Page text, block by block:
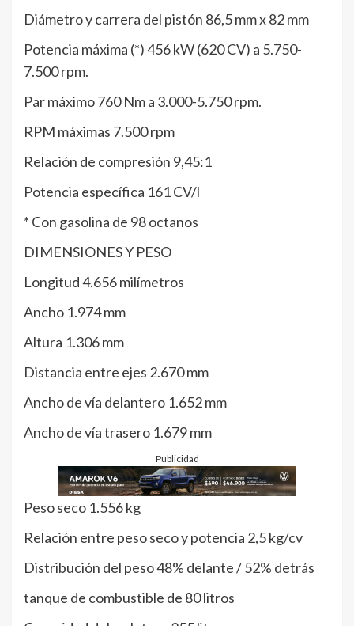
Diámetro y carrera del pistón 86,5 mm x 82 mm
Potencia máxima (*) 456 kW (620 CV) a 5.750-
7.500 rpm.
Par máximo 760 Nm a 3.000-5.750 rpm.
RPM máximas 7.500 rpm
Relación de compresión 9,45:1
Potencia específica 161 CV/l
* Con gasolina de 98 octanos
DIMENSIONES Y PESO
Longitud 4.656 milímetros
Ancho 1.974 mm
Altura 1.306 mm
Distancia entre ejes 2.670 mm
Ancho de vía delantero 1.652 mm
Ancho de vía trasero 1.679 mm
Publicidad
Peso seco 1.556 kg
Relación entre peso seco y potencia 2,5 kg/cv
Distribución del peso 48% delante / 52% detrás
tanque de combustible de 80 litros